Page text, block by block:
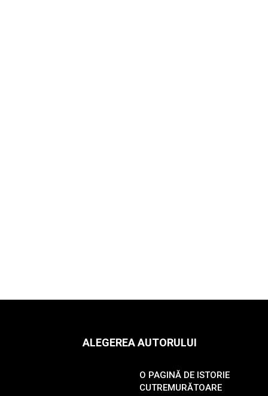
ALEGEREA AUTORULUI
O PAGINĂ DE ISTORIE
CUTREMURĂTOARE